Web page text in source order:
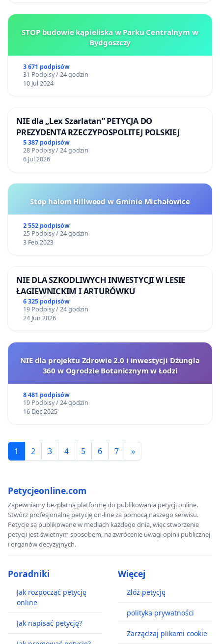
STOP budowie kąpieliska w Parku Centralnym w
Bydgoszczy
3 671 podpisów
31 Podpisy / 24 godzin
10 Jul 2024
NIE dla „Lex Szarlatan” PETYCJA DO
PREZYDENTA RZECZYPOSPOLITEJ POLSKIEJ
5 387 podpisów
28 Podpisy / 24 godzin
6 Jul 2026
Stop halom Hillwood w Gminie Michałowice
2 552 podpisów
25 Podpisy / 24 godzin
3 Feb 2023
NIE DLA SZKODLIWYCH INWESTYCJI W LESIE
ŁAGIEWNICKIM I ARTURÓWKU
6 325 podpisów
19 Podpisy / 24 godzin
24 Jun 2026
NIE dla projektu Zdrowie 2.0 i inwestycji Dżungla
360 w Ogrodzie Botanicznym w Łodzi
8 481 podpisów
19 Podpisy / 24 godzin
16 Dec 2025
1 2 3 4 5 6 7 »
Petycjeonline.com
Zapewniamy bezpłatną platformę do publikowania petycji online.
Stwórz profesjonalną petycję on-line za pomocą naszego serwisu.
Petycje są publikowane w mediach każdego dnia, więc stworzenie
petycji jest świetnym sposobem, na zwrócenie uwagi opinii publicznej
i organów decyzyjnych.
Poradniki
Jak rozpocząć petycję
online
Jak napisać petycję?
Więcej
Złóż petycję
polityka prywatności
Zarządzaj plikami cookie